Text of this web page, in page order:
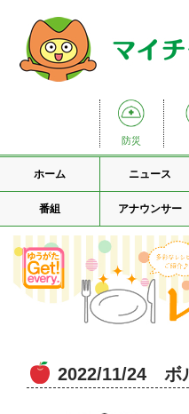
防災
ホーム ニュース
番組 アナウンサー
2022/11/24 ボ